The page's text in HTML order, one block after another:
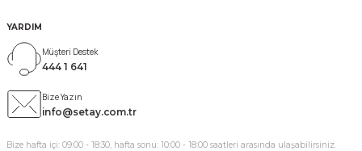
YARDIM
Müşteri Destek
444 1 641
Bize Yazın
info@setay.com.tr
Bize hafta içi: 09:00 - 18:30, hafta sonu: 10:00 - 18:00 saatleri arasında ulaşabilirsiniz.